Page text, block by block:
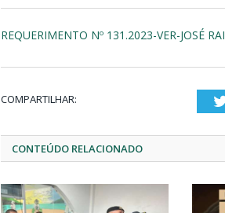
REQUERIMENTO Nº 131.2023-VER-JOSÉ
COMPARTILHAR:
CONTEÚDO RELACIONADO